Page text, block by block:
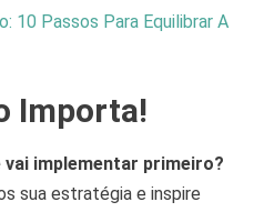
10 Passos Para Equilibrar A
Importa!
implementar primeiro?
sua estratégia e inspire